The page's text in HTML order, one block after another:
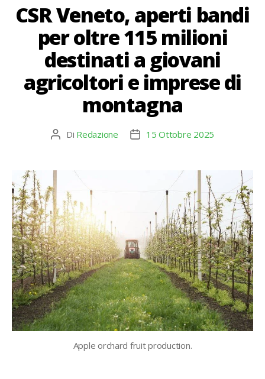
CSR Veneto, aperti bandi
per oltre 115 milioni
destinati a giovani
agricoltori e imprese di
montagna
Autore
Di Redazione
Data15 Ottobre 2025
Apple orchard fruit production.